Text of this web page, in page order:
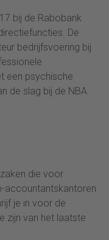
bij de Rabobank
De
bedrijfsvoering bij
een psychische
de slag bij de NBA.
die voor
accountantskantoren
je in voor de
zijn van het laatste